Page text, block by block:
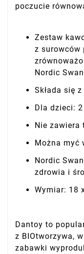
poczucie
Zestaw
z surowców
Nordic
Składa się
Dla dzieci: 2
Nie zawiera
Można myć
Nordic
zdrowia i
Wymiar: 18
Dantoy to
z BIOtworzywa,
zabawki